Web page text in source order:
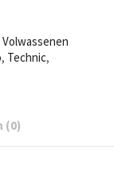
Volwassenen
, Technic,
(0)